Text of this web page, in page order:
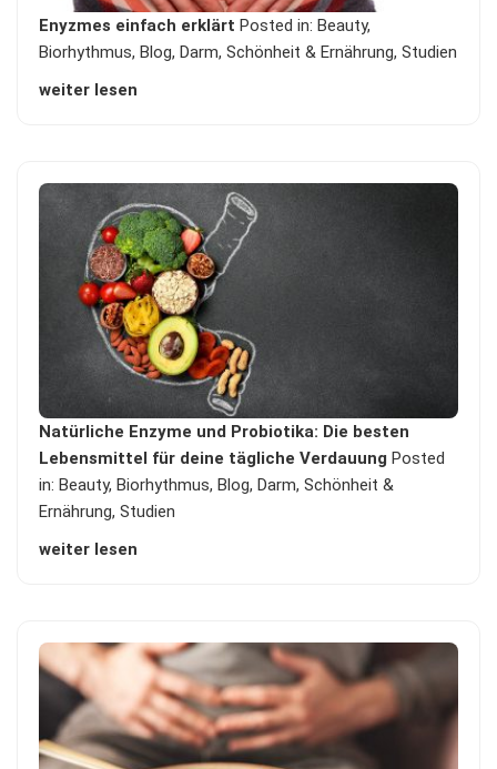
Enyzmes einfach erklärt Posted in: Beauty,
Biorhythmus,Blog,Darm,Schönheit & Ernährung,Studien
weiter lesen
Natürliche Enzyme und Probiotika: Die besten
Lebensmittel für deine tägliche Verdauung Posted
in: Beauty,Biorhythmus,Blog,Darm,Schönheit &
Ernährung,Studien
weiter lesen